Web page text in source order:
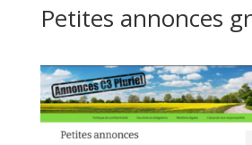
Petites annonces